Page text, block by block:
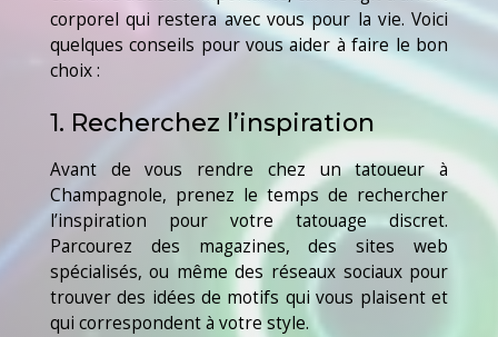
corporel qui restera avec vous pour la vie. Voici
quelques conseils pour vous aider à faire le bon
choix :
1. Recherchez l’inspiration
Avant de vous rendre chez un tatoueur à
Champagnole, prenez le temps de rechercher
l’inspiration pour votre tatouage discret.
Parcourez des magazines, des sites web
spécialisés, ou même des réseaux sociaux pour
trouver des idées de motifs qui vous plaisent et
qui correspondent à votre style.